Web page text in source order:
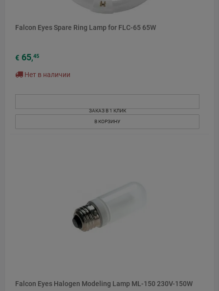
Falcon Eyes Spare Ring Lamp for FLC-65 65W
€ 65,45
Нет в наличии
ЗАКАЗ В 1 КЛИК
В КОРЗИНУ
Falcon Eyes Halogen Modeling Lamp ML-150 230V-150W